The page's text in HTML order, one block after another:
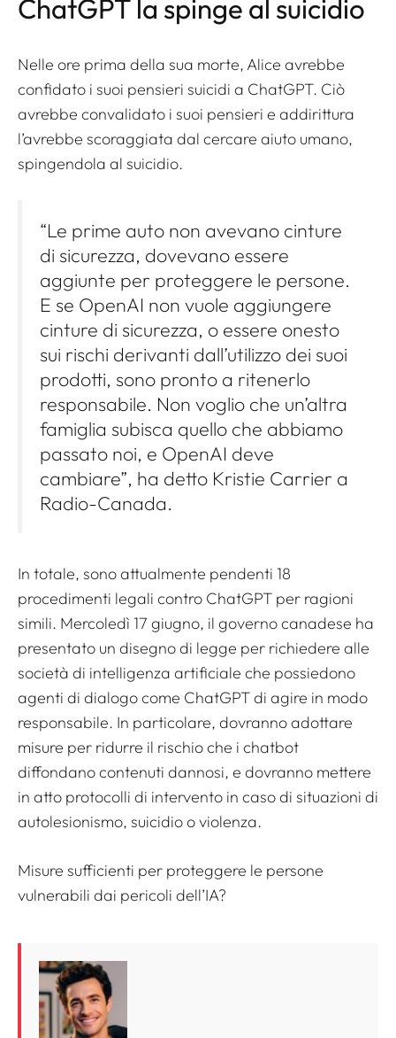
ChatGPT la spinge al suicidio
Nelle ore prima della sua morte, Alice avrebbe
confidato i suoi pensieri suicidi a ChatGPT. Ciò
avrebbe convalidato i suoi pensieri e addirittura
l’avrebbe scoraggiata dal cercare aiuto umano,
spingendola al suicidio.
“Le prime auto non avevano cinture
di sicurezza, dovevano essere
aggiunte per proteggere le persone.
E se OpenAI non vuole aggiungere
cinture di sicurezza, o essere onesto
sui rischi derivanti dall’utilizzo dei suoi
prodotti, sono pronto a ritenerlo
responsabile. Non voglio che un’altra
famiglia subisca quello che abbiamo
passato noi, e OpenAI deve
cambiare”, ha detto Kristie Carrier a
Radio-Canada.
In totale, sono attualmente pendenti 18
procedimenti legali contro ChatGPT per ragioni
simili. Mercoledì 17 giugno, il governo canadese ha
presentato un disegno di legge per richiedere alle
società di intelligenza artificiale che possiedono
agenti di dialogo come ChatGPT di agire in modo
responsabile. In particolare, dovranno adottare
misure per ridurre il rischio che i chatbot
diffondano contenuti dannosi, e dovranno mettere
in atto protocolli di intervento in caso di situazioni di
autolesionismo, suicidio o violenza.
Misure sufficienti per proteggere le persone
vulnerabili dai pericoli dell’IA?